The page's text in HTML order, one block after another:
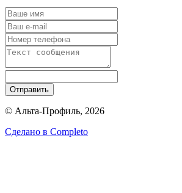
Отправить
© Альта-Профиль, 2026
Сделано в Completo